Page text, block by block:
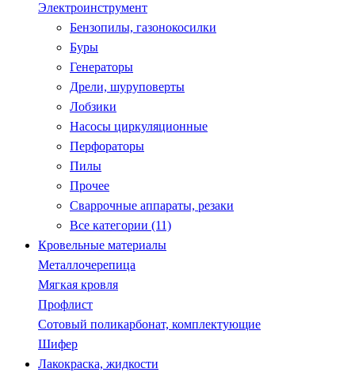
Электроинструмент
Бензопилы, газонокосилки
Буры
Генераторы
Дрели, шуруповерты
Лобзики
Насосы циркуляционные
Перфораторы
Пилы
Прочее
Сваррочные аппараты, резаки
Все категории (11)
Кровельные материалы
Металлочерепица
Мягкая кровля
Профлист
Сотовый поликарбонат, комплектующие
Шифер
Лакокраска, жидкости